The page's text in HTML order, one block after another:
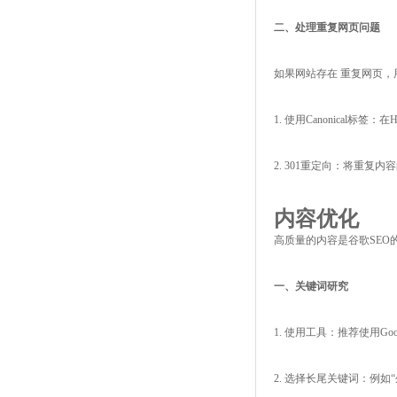
二、处理重复网页问题
如果网站存在 重复网页
1. 使用Canonical标签：
2. 301重定向：将重复内
内容优化
高质量的内容是谷歌SEO
一、关键词研究
1. 使用工具：推荐使用
2. 选择长尾关键词：例如